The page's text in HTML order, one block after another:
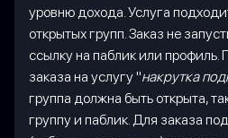
уровню дохода. Услуга
открытых групп. Заказ не
ссылку на паблик или
заказа на услугу "накрутка
группа должна быть открыта,
группу и паблик. Для заказа